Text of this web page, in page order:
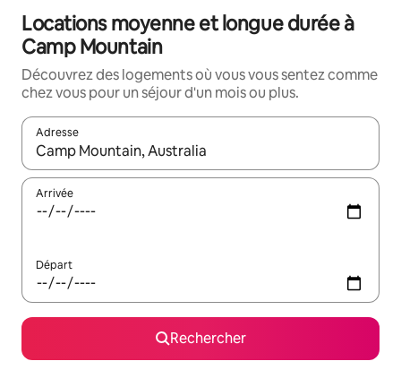
Locations moyenne et longue durée à
Camp Mountain
Découvrez des logements où vous vous sentez comme
chez vous pour un séjour d'un mois ou plus.
Adresse
Lorsque les résultats s'affichent, utilisez les flèches vers le
Arrivée
Départ
Rechercher